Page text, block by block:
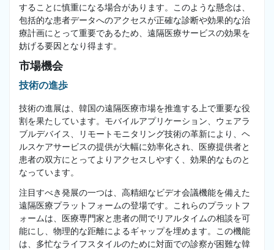
することに慎重になる場合があります。このような懸念は、
包括的な患者データへのアクセスが正確な診断や効果的な治
療計画にとって重要であるため、遠隔医療サービスの効果を
妨げる要因となり得ます。
市場機会
技術の進歩
技術の進展は、韓国の遠隔医療市場を推進する上で重要な役
割を果たしています。モバイルアプリケーション、ウェアラ
ブルデバイス、リモートモニタリング技術の革新により、ヘ
ルスケアサービスの提供が大幅に効率化され、医療提供者と
患者の双方にとってよりアクセスしやすく、効果的なものと
なっています。
注目すべき発展の一つは、高精細なビデオ会議機能を備えた
遠隔医療プラットフォームの登場です。これらのプラットフ
ォームは、医療専門家と患者の間でリアルタイムの相談を可
能にし、物理的な距離によるギャップを埋めます。この機能
は、多忙なライフスタイルのために対面での診察が困難な韓